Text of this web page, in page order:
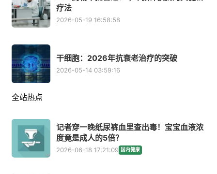
疗法
2026-05-19 16:58:58
干细胞：2026年抗衰老治疗的突破
2026-05-14 03:59:16
全站热点
记者穿一晚纸尿裤血里查出毒！宝宝血液浓
度竟是成人的5倍？
2026-06-18 17:21:09 国内健康